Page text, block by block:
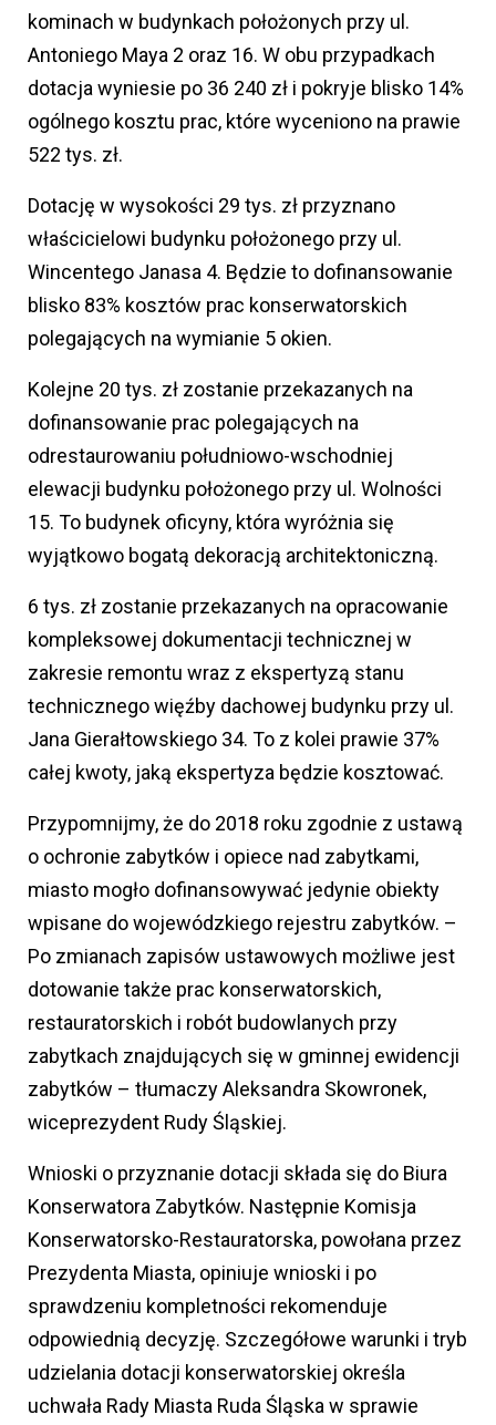
kominach w budynkach położonych przy ul.
Antoniego Maya 2 oraz 16. W obu przypadkach
dotacja wyniesie po 36 240 zł i pokryje blisko 14%
ogólnego kosztu prac, które wyceniono na prawie
522 tys. zł.
Dotację w wysokości 29 tys. zł przyznano
właścicielowi budynku położonego przy ul.
Wincentego Janasa 4. Będzie to dofinansowanie
blisko 83% kosztów prac konserwatorskich
polegających na wymianie 5 okien.
Kolejne 20 tys. zł zostanie przekazanych na
dofinansowanie prac polegających na
odrestaurowaniu południowo-wschodniej
elewacji budynku położonego przy ul. Wolności
15. To budynek oficyny, która wyróżnia się
wyjątkowo bogatą dekoracją architektoniczną.
6 tys. zł zostanie przekazanych na opracowanie
kompleksowej dokumentacji technicznej w
zakresie remontu wraz z ekspertyzą stanu
technicznego więźby dachowej budynku przy ul.
Jana Gierałtowskiego 34. To z kolei prawie 37%
całej kwoty, jaką ekspertyza będzie kosztować.
Przypomnijmy, że do 2018 roku zgodnie z ustawą
o ochronie zabytków i opiece nad zabytkami,
miasto mogło dofinansowywać jedynie obiekty
wpisane do wojewódzkiego rejestru zabytków. –
Po zmianach zapisów ustawowych możliwe jest
dotowanie także prac konserwatorskich,
restauratorskich i robót budowlanych przy
zabytkach znajdujących się w gminnej ewidencji
zabytków – tłumaczy Aleksandra Skowronek,
wiceprezydent Rudy Śląskiej.
Wnioski o przyznanie dotacji składa się do Biura
Konserwatora Zabytków. Następnie Komisja
Konserwatorsko-Restauratorska, powołana przez
Prezydenta Miasta, opiniuje wnioski i po
sprawdzeniu kompletności rekomenduje
odpowiednią decyzję. Szczegółowe warunki i tryb
udzielania dotacji konserwatorskiej określa
uchwała Rady Miasta Ruda Śląska w sprawie